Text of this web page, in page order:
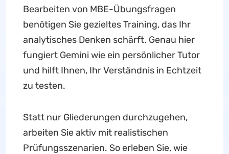
Bearbeiten von MBE-Übungsfragen
benötigen Sie gezieltes Training, das Ihr
analytisches Denken schärft. Genau hier
fungiert Gemini wie ein persönlicher Tutor
und hilft Ihnen, Ihr Verständnis in Echtzeit
zu testen.
Statt nur Gliederungen durchzugehen,
arbeiten Sie aktiv mit realistischen
Prüfungsszenarien. So erleben Sie, wie